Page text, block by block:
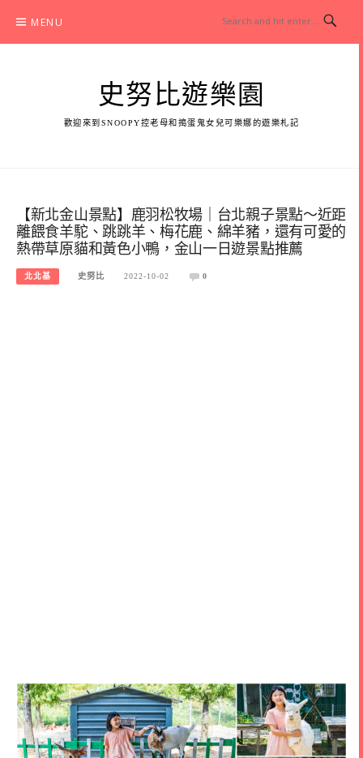
content
MENU
史努比遊樂園
歡迎來到SNOOPY控老母和搗蛋鬼女兒可樂娜的遊樂札記
【新北金山景點】鹿羽松牧場｜台北親子景點～近距
離餵食羊駝、跳跳羊、梅花鹿、綿羊豬，還有可愛的
熱帶草原貓和黃色小鴨，金山一日遊景點推薦
北北基 史努比 2022-10-02 0